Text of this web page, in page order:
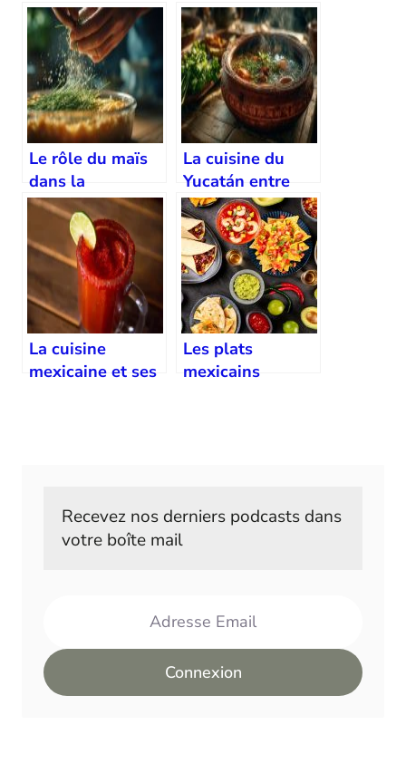
Le rôle du maïs
dans la
gastronomie
mexicaine
La cuisine du
Yucatán entre
influences mayas
et espagnoles
La cuisine
mexicaine et ses
Les plats
mexicains
Recevez nos derniers podcasts dans
votre boîte mail
Adresse Email
Connexion